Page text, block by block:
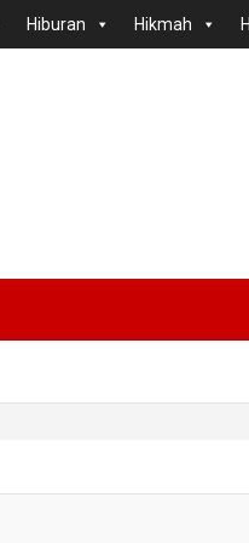
Hiburan Hikmah